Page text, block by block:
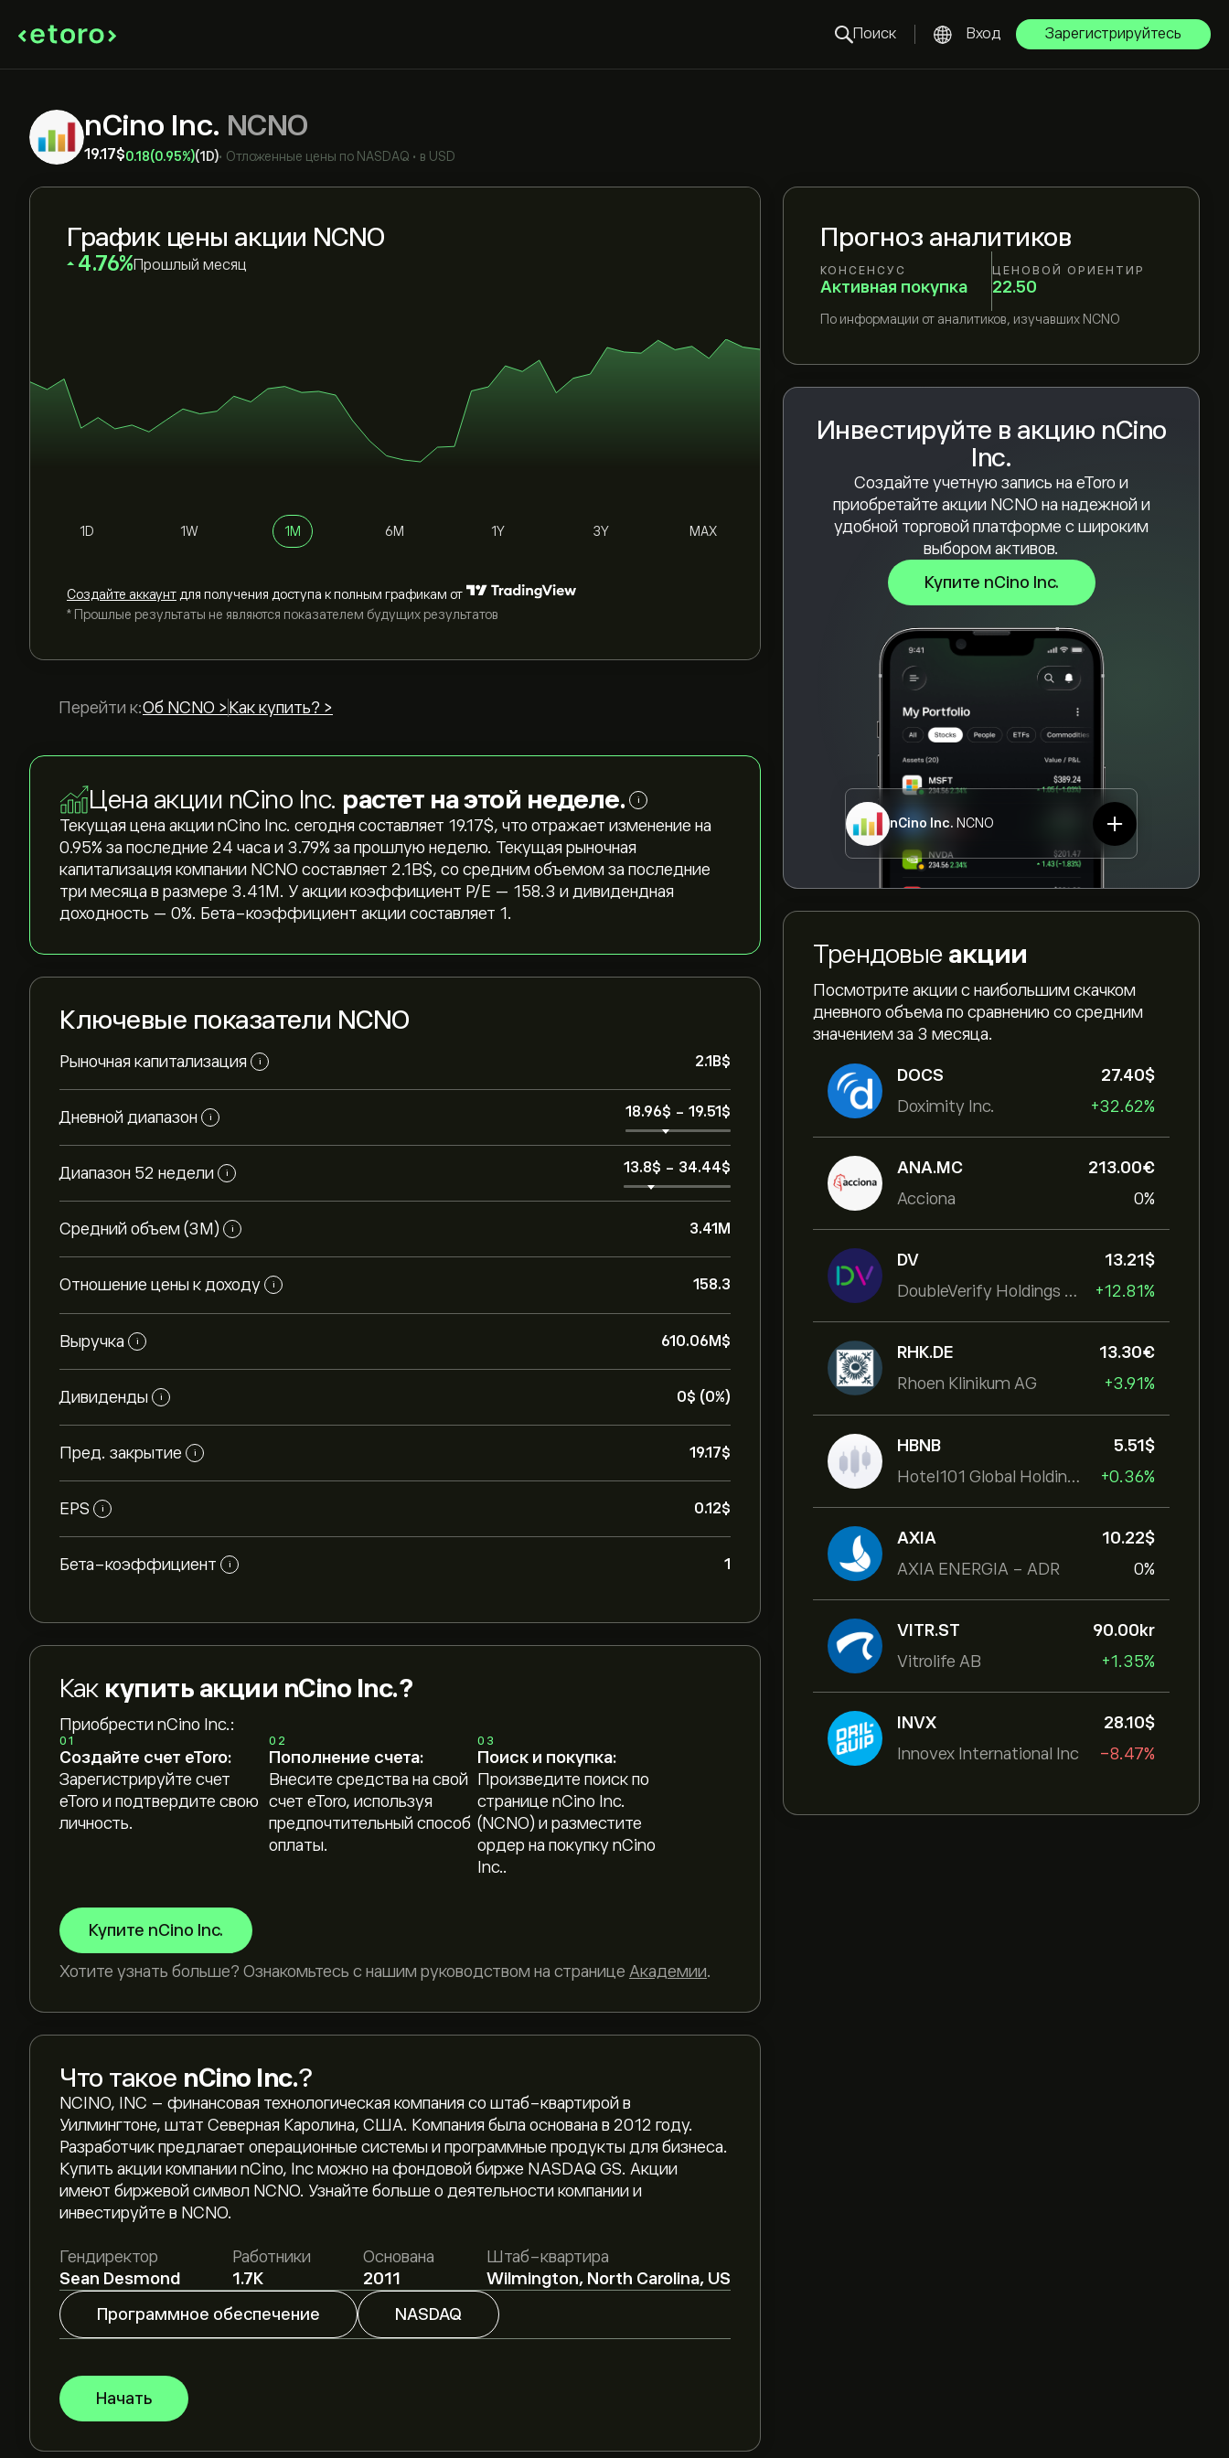
Поиск Вход Зарегистрируйтесь
nCino Inc. NCNO
19.17‎$‎0.18(0.95%)(1D)• Отложенные цены по NASDAQ • в USD
Прогноз аналитиков
КОНСЕНСУС
Активная покупка
ЦЕНОВОЙ ОРИЕНТИР
22.50
По информации от аналитиков, изучавших NCNO
Инвестируйте в акцию nCino
Inc.
Создайте учетную запись на eToro и
приобретайте акции NCNO на надежной и
удобной торговой платформе с широким
выбором активов.
Купите nCino Inc.
nCino Inc. NCNO
Трендовые акции
Посмотрите акции с наибольшим скачком
дневного объема по сравнению со средним
значением за 3 месяца.
DOCS
Doximity Inc.
27.40‎$‎
+32.62%
ANA.MC
Acciona
213.00‎€‎
0%
DV
DoubleVerify Holdings Inc
13.21‎$‎
+12.81%
RHK.DE
Rhoen Klinikum AG
13.30‎€‎
+3.91%
HBNB
Hotel101 Global Holdings Corp
5.51‎$‎
+0.36%
AXIA
AXIA ENERGIA - ADR
10.22‎$‎
0%
VITR.ST
Vitrolife AB
90.00‎kr‎
+1.35%
INVX
Innovex International Inc
28.10‎$‎
-8.47%
График цены акции NCNO
‎4.76‎ Прошлый месяц
1D 1W 1M 6M 1Y 3Y MAX
Cоздайте аккаунт для получения доступа к полным графикам от
* Прошлые результаты не являются показателем будущих результатов
Перейти к:Об NCNO > Как купить? >
Цена акции nCino Inc. растет на этой неделе. i
Текущая цена акции nCino Inc. сегодня составляет 19.17‎$‎, что отражает изменение на
‎0.95‎% за последние 24 часа и ‎3.79‎% за прошлую неделю. Текущая рыночная
капитализация компании NCNO составляет 2.1B‎$‎, со средним объемом за последние
три месяца в размере 3.41M. У акции коэффициент P/E — 158.3 и дивидендная
доходность — 0%. Бета-коэффициент акции составляет 1.
Ключевые показатели NCNO
Рыночная капитализация i 2.1B‎$‎
Дневной диапазон i 18.96‎$‎ - 19.51‎$‎
Диапазон 52 недели i 13.8‎$‎ - 34.44‎$‎
Средний объем (3М) i 3.41M
Отношение цены к доходу i 158.3
Выручка i 610.06M‎$‎
Дивиденды i 0‎$‎ (0%)
Пред. закрытие i 19.17‎$‎
EPS i 0.12‎$‎
Бета-коэффициент i 1
Как купить акции nCino Inc.?
Приобрести nCino Inc.:
01
Создайте счет eToro:
Зарегистрируйте счет
eToro и подтвердите свою
личность.
02
Пополнение счета:
Внесите средства на свой
счет eToro, используя
предпочтительный способ
оплаты.
03
Поиск и покупка:
Произведите поиск по
странице nCino Inc.
(NCNO) и разместите
ордер на покупку nCino
Inc..
Купите nCino Inc.
Хотите узнать больше? Ознакомьтесь с нашим руководством на странице Академии.
Что такое nCino Inc.?
NCINO, INC – финансовая технологическая компания со штаб-квартирой в
Уилмингтоне, штат Северная Каролина, США. Компания была основана в 2012 году.
Разработчик предлагает операционные системы и программные продукты для бизнеса.
Купить акции компании nCino, Inc можно на фондовой бирже NASDAQ GS. Акции
имеют биржевой символ NCNO. Узнайте больше о деятельности компании и
инвестируйте в NCNO.
Гендиректор
Sean Desmond
Работники
1.7K
Основана
2011
Штаб-квартира
Wilmington, North Carolina, US
Программное обеспечение
NASDAQ
Начать
Текущая цена акции NCNO составляет 19.17‎$‎.
Средняя целевая цена акции nCino Inc. составляет 19.17‎$‎. Зарегистрируйтесь
чтобы получить подробные прогнозы и целевые цены от аналитиков.
Аналитики предоставляют прогнозы по акции nCino Inc., основываясь на рыночных
тенденциях, финансовых отчетах и предполагаемом росте. Ознакомьтесь с последним
Рыночная капитализация nCino Inc. — это 2.1B‎$‎